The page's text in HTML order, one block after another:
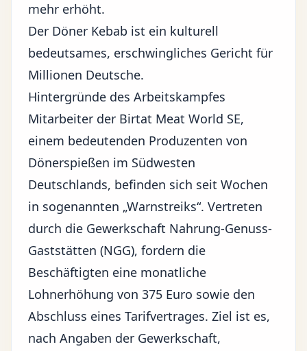
mehr erhöht.
Der Döner Kebab ist ein kulturell
bedeutsames, erschwingliches Gericht für
Millionen Deutsche.
Hintergründe des Arbeitskampfes
Mitarbeiter der Birtat Meat World SE,
einem bedeutenden Produzenten von
Dönerspießen im Südwesten
Deutschlands, befinden sich seit Wochen
in sogenannten „Warnstreiks“. Vertreten
durch die Gewerkschaft Nahrung-Genuss-
Gaststätten (NGG), fordern die
Beschäftigten eine monatliche
Lohnerhöhung von 375 Euro sowie den
Abschluss eines Tarifvertrages. Ziel ist es,
nach Angaben der Gewerkschaft,